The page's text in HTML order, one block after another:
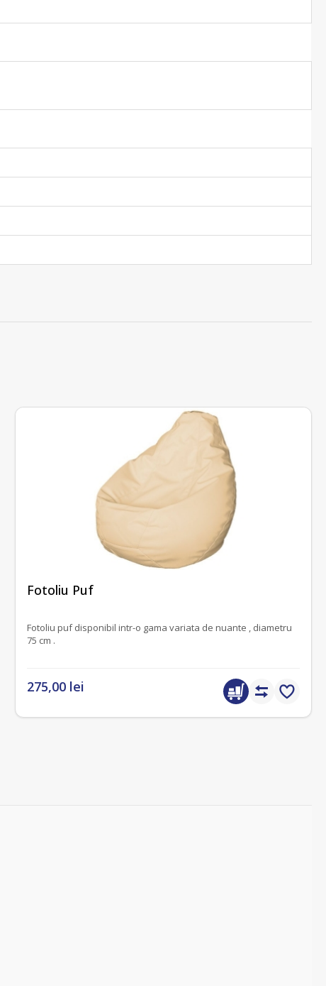
Fotoliu Puf
Fotoliu puf disponibil intr-o gama variata de nuante , diametru
75 cm .
275,00 lei